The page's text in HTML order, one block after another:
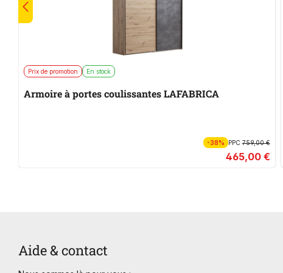
Prix de promotion En stock
Armoire à portes coulissantes LAFABRICA
-38% PPC759,00 €
465,00 €
Aide & contact